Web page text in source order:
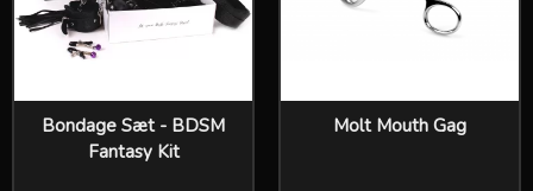
Bondage Sæt - BDSM
Fantasy Kit
Molt Mouth Gag